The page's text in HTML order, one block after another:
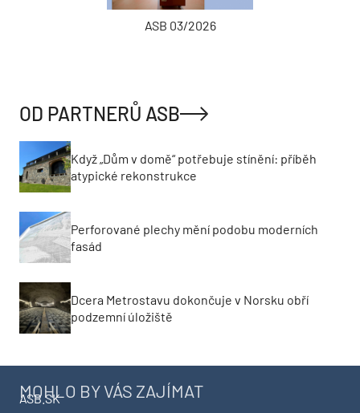
ASB 03/2026
OD PARTNERŮ ASB
Když „Dům v domě“ potřebuje stínění: příběh
atypické rekonstrukce
Perforované plechy mění podobu moderních
fasád
Dcera Metrostavu dokončuje v Norsku obří
podzemní úložiště
MOHLO BY VÁS ZAJÍMAT
ASB.SK